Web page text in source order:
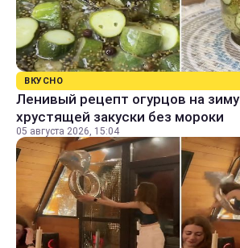
ВКУСНО
Ленивый рецепт огурцов на
хрустящей закуски без мороки
05 августа 2026, 15:04